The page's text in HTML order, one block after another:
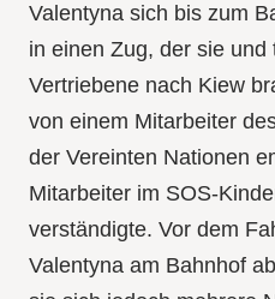
Valentyna sich bis zum
in einen Zug, der sie
Vertriebene nach Kiew
von einem Mitarbeiter
der Vereinten Nationen
Mitarbeiter im SOS-
verständigte. Vor dem
Valentyna am Bahnhof